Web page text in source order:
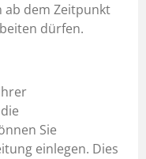
ab dem Zeitpunkt
dürfen.
Sie
einlegen. Dies